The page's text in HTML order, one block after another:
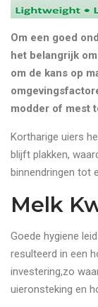
Om een goed
het belangrijk
om de kans op
modder of mest
Kortharige uiers
blijft plakken,
binnendringen tot
Melk
Goede hygiene
resulteerd in een
investering,zo
uieronsteking en